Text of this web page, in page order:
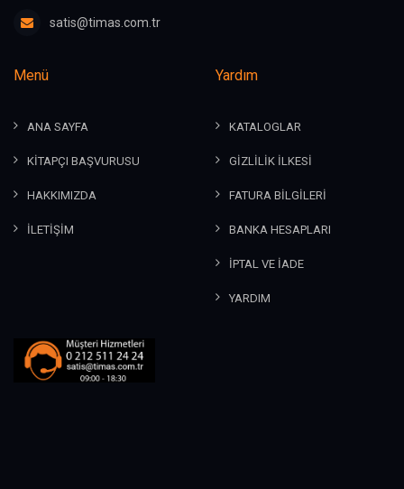
satis@timas.com.tr
Menü
ANA SAYFA
KİTAPÇI BAŞVURUSU
HAKKIMIZDA
İLETİŞİM
Yardım
KATALOGLAR
GİZLİLİK İLKESİ
FATURA BİLGİLERİ
BANKA HESAPLARI
İPTAL VE İADE
YARDIM